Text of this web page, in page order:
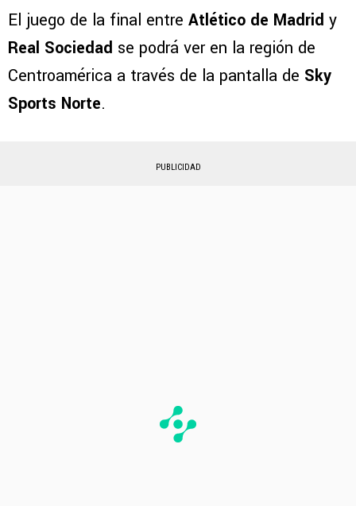
El juego de la final entre Atlético de Madrid y
Real Sociedad se podrá ver en la región de
Centroamérica a través de la pantalla de Sky
Sports Norte.
PUBLICIDAD